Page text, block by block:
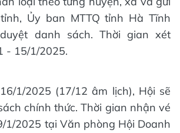
Ủy ban MTTQ tỉnh Hà Tĩnh
danh sách. Thời gian xét
- 15/1/2025.
1/2025 (17/12 âm lịch), Hội sẽ
chính thức. Thời gian nhận vé
1/2025 tại Văn phòng Hội Doanh